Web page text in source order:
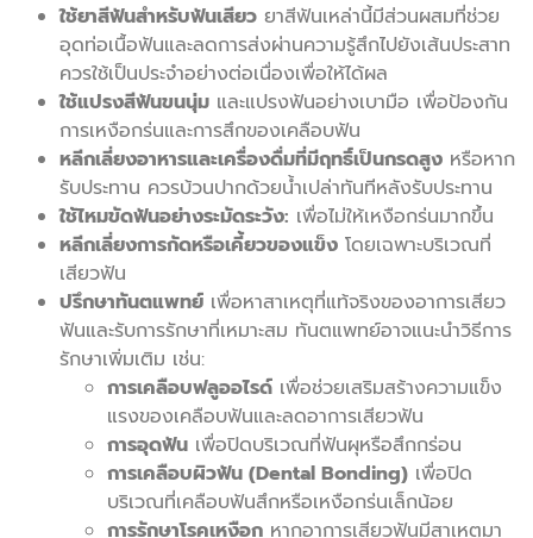
ใช้ยาสีฟันสำหรับฟันเสียว ยาสีฟันเหล่านี้มีส่วนผสมที่ช่วย
อุดท่อเนื้อฟันและลดการส่งผ่านความรู้สึกไปยังเส้นประสาท
ควรใช้เป็นประจำอย่างต่อเนื่องเพื่อให้ได้ผล
ใช้แปรงสีฟันขนนุ่ม และแปรงฟันอย่างเบามือ เพื่อป้องกัน
การเหงือกร่นและการสึกของเคลือบฟัน
หลีกเลี่ยงอาหารและเครื่องดื่มที่มีฤทธิ์เป็นกรดสูง หรือหาก
รับประทาน ควรบ้วนปากด้วยน้ำเปล่าทันทีหลังรับประทาน
ใช้ไหมขัดฟันอย่างระมัดระวัง: เพื่อไม่ให้เหงือกร่นมากขึ้น
หลีกเลี่ยงการกัดหรือเคี้ยวของแข็ง โดยเฉพาะบริเวณที่
เสียวฟัน
ปรึกษาทันตแพทย์ เพื่อหาสาเหตุที่แท้จริงของอาการเสียว
ฟันและรับการรักษาที่เหมาะสม ทันตแพทย์อาจแนะนำวิธีการ
รักษาเพิ่มเติม เช่น:
การเคลือบฟลูออไรด์ เพื่อช่วยเสริมสร้างความแข็ง
แรงของเคลือบฟันและลดอาการเสียวฟัน
การอุดฟัน เพื่อปิดบริเวณที่ฟันผุหรือสึกกร่อน
การเคลือบผิวฟัน (Dental Bonding) เพื่อปิด
บริเวณที่เคลือบฟันสึกหรือเหงือกร่นเล็กน้อย
การรักษาโรคเหงือก หากอาการเสียวฟันมีสาเหตุมา